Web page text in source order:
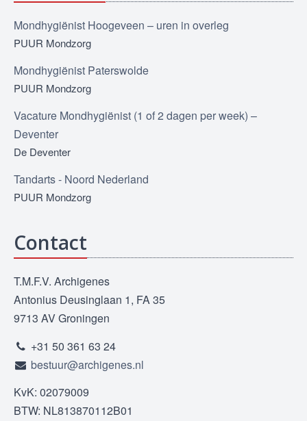
Mondhygiënist Hoogeveen – uren in overleg
PUUR Mondzorg
Mondhygiënist Paterswolde
PUUR Mondzorg
Vacature Mondhygiënist (1 of 2 dagen per week) –
Deventer
De Deventer
Tandarts - Noord Nederland
PUUR Mondzorg
Contact
T.M.F.V. Archigenes
Antonius Deusinglaan 1, FA 35
9713 AV Groningen
+31 50 361 63 24
bestuur@archigenes.nl
KvK: 02079009
BTW: NL813870112B01